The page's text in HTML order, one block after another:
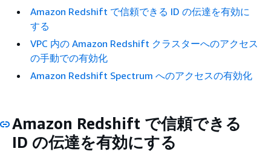
Amazon Redshift で信頼できる ID の伝達を有効に
する
VPC 内の Amazon Redshift クラスターへのアクセス
の手動での有効化
Amazon Redshift Spectrum へのアクセスの有効化
Amazon Redshift で信頼できる
ID の伝達を有効にする